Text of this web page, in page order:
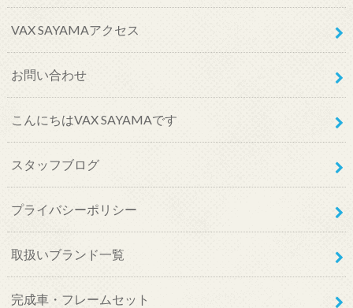
VAX SAYAMAアクセス
お問い合わせ
こんにちはVAX SAYAMAです
スタッフブログ
プライバシーポリシー
取扱いブランド一覧
完成車・フレームセット